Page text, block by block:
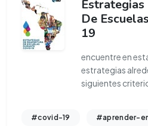
De
19
encuentre en
estrategias
siguientes
#covid-19 #aprender-